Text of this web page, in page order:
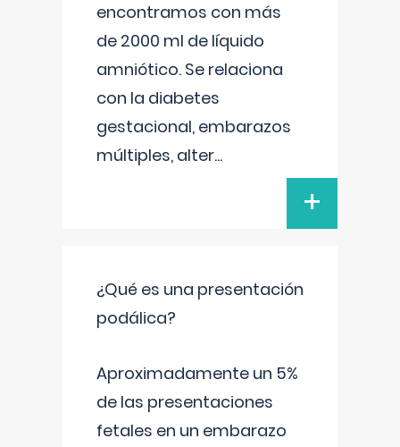
encontramos con más
de 2000 ml de líquido
amniótico. Se relaciona
con la diabetes
gestacional, embarazos
múltiples, alter...
+
¿Qué es una presentación
podálica?
Aproximadamente un 5%
de las presentaciones
fetales en un embarazo